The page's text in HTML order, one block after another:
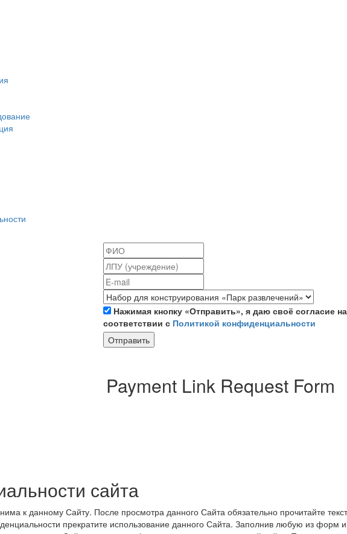
Нажимая кнопку «Отправить», я даю своё согласие
соответствии с Политикой конфиденциальности
Отправить
Payment Link Request Form
сайта
к данному Сайту. После просмотра данного Сайта обязательно прочитайте
прекратите использование данного Сайта. Заполнив любую из